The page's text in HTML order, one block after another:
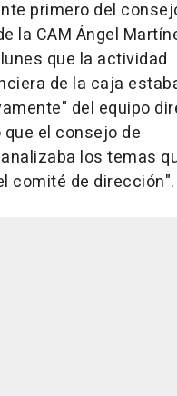
primero del
la CAM Ángel
que la actividad
de la caja
del equipo
el consejo de
los temas
comité de dirección".